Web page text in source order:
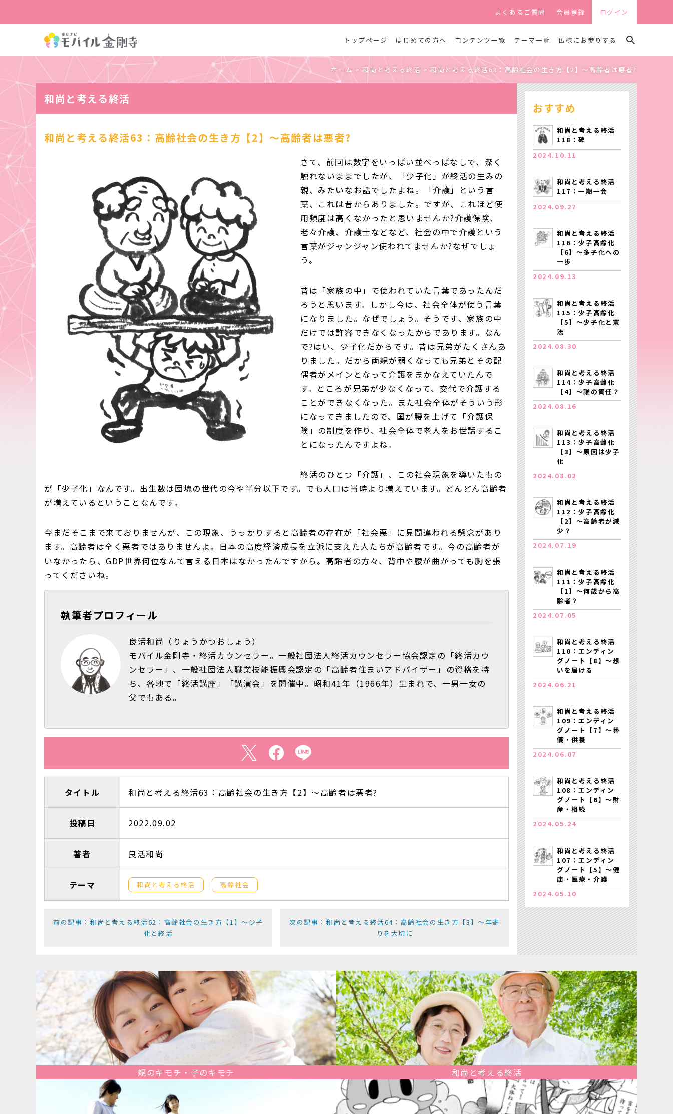
よくあるご質問 会員登録 ログイン
トップページ はじめての方へ コンテンツ一覧 テーマ一覧 仏様にお参りする search
ホーム >和尚と考える終活 > 和尚と考える終活63：高齢社会の生き方【2】〜高齢者は悪者?
和尚と考える終活
和尚と考える終活63：高齢社会の生き方【2】〜高齢者は悪者?
さて、前回は数字をいっぱい並べっぱなしで、深く
触れないままでしたが、「少子化」が終活の生みの
親、みたいなお話でしたよね。「介護」という言
葉、これは昔からありました。ですが、これほど使
用頻度は高くなかったと思いませんか?介護保険、
老々介護、介護士などなど、社会の中で介護という
言葉がジャンジャン使われてませんか?なぜでしょ
う。
昔は「家族の中」で使われていた言葉であったんだ
ろうと思います。しかし今は、社会全体が使う言葉
になりました。なぜでしょう。そうです、家族の中
だけでは許容できなくなったからであります。なん
で?はい、少子化だからです。昔は兄弟がたくさんあ
りました。だから両親が弱くなっても兄弟とその配
偶者がメインとなって介護をまかなえていたんで
す。ところが兄弟が少なくなって、交代で介護する
ことができなくなった。また社会全体がそういう形
になってきましたので、国が腰を上げて「介護保
険」の制度を作り、社会全体で老人をお世話するこ
とになったんですよね。
終活のひとつ「介護」、この社会現象を導いたもの
が「少子化」なんです。出生数は団塊の世代の今や半分以下です。でも人口は当時より増えています。どんどん高齢者
が増えているということなんです。
今まだそこまで来ておりませんが、この現象、うっかりすると高齢者の存在が「社会悪」に見間違われる懸念があり
ます。高齢者は全く悪者ではありませんよ。日本の高度経済成長を立派に支えた人たちが高齢者です。今の高齢者が
いなかったら、GDP世界何位なんて言える日本はなかったんですから。高齢者の方々、背中や腰が曲がっても胸を張
ってくださいね。
執筆者プロフィール
良活和尚（りょうかつおしょう）
モバイル金剛寺・終活カウンセラー。一般社団法人終活カウンセラー協会認定の「終活カウ
ンセラー」、一般社団法人職業技能振興会認定の「高齢者住まいアドバイザー」の資格を持
ち、各地で「終活講座」「講演会」を開催中。昭和41年（1966年）生まれで、一男一女の
父でもある。
タイトル 和尚と考える終活63：高齢社会の生き方【2】〜高齢者は悪者?
投稿日 2022.09.02
著者 良活和尚
テーマ 和尚と考える終活 高齢社会
前の記事：和尚と考える終活62：高齢社会の生き方【1】〜少子
化と終活
次の記事：和尚と考える終活64：高齢社会の生き方【3】〜年寄
りを大切に
おすすめ
和尚と考える終活
118：碑
2024.10.11
和尚と考える終活
117：一期一会
2024.09.27
和尚と考える終活
116：少子高齢化
【6】～多子化への
一歩
2024.09.13
和尚と考える終活
115：少子高齢化
【5】～少子化と憲
法
2024.08.30
和尚と考える終活
114：少子高齢化
【4】～誰の責任？
2024.08.16
和尚と考える終活
113：少子高齢化
【3】～原因は少子
化
2024.08.02
和尚と考える終活
112：少子高齢化
【2】～高齢者が減
少？
2024.07.19
和尚と考える終活
111：少子高齢化
【1】～何歳から高
齢者？
2024.07.05
和尚と考える終活
110：エンディン
グノート【8】～想
いを届ける
2024.06.21
和尚と考える終活
109：エンディン
グノート【7】～葬
儀・供養
2024.06.07
和尚と考える終活
108：エンディン
グノート【6】～財
産・相続
2024.05.24
和尚と考える終活
107：エンディン
グノート【5】～健
康・医療・介護
2024.05.10
親のキモチ・子のキモチ 和尚と考える終活